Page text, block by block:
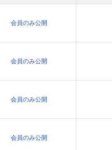
会員のみ公開
会員のみ公開
会員のみ公開
会員のみ公開